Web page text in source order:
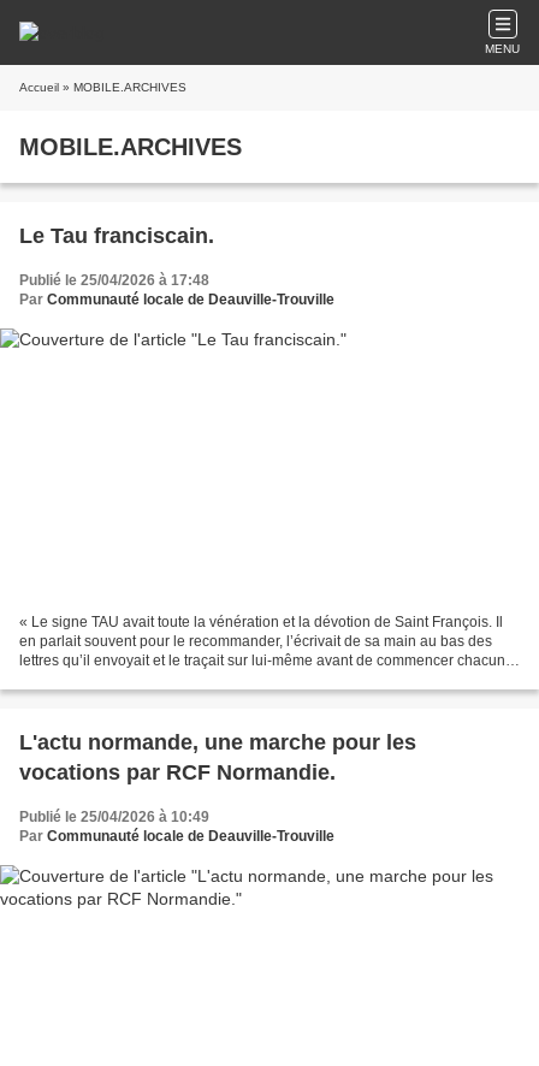
MENU
Accueil » MOBILE.ARCHIVES
MOBILE.ARCHIVES
Le Tau franciscain.
Publié le 25/04/2026 à 17:48
Par Communauté locale de Deauville-Trouville
« Le signe TAU avait toute la vénération et la dévotion de Saint François. Il
en parlait souvent pour le recommander, l’écrivait de sa main au bas des
lettres qu’il envoyait et le traçait sur lui-même avant de commencer chacune
L'actu normande, une marche pour les
vocations par RCF Normandie.
Publié le 25/04/2026 à 10:49
Par Communauté locale de Deauville-Trouville